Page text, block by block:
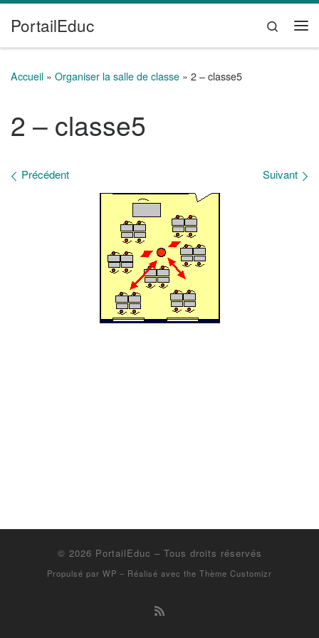
Passer au contenu
PortailEduc
Search
Accueil » Organiser la salle de classe » 2 – classe5
2 – classe5
Navigation des images
Précédent Suivant
© 2026 PortailEduc – Tous droits réservés
Propulsé par WP – Réalisé avec the Thème Customizr